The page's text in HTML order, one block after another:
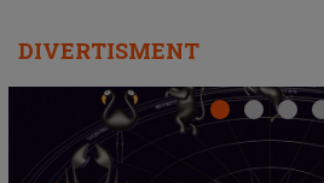
DIVERTISMENT